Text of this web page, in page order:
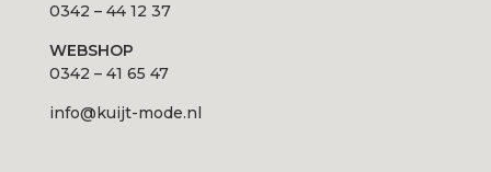
0342 – 44 12 37
WEBSHOP
0342 – 41 65 47
info@kuijt-mode.nl